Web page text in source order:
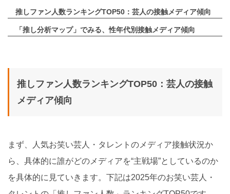
推しファン人数ランキングTOP50：芸人の接触メディア傾向
「推し分析マップ」でみる、性年代別接触メディア傾向
推しファン人数ランキングTOP50：芸人の接触
メディア傾向
まず、人気お笑い芸人・タレントのメディア接触状況か
ら、具体的に誰がどのメディアを“主戦場”としているのか
を具体的に見ていきます。下記は2025年のお笑い芸人・